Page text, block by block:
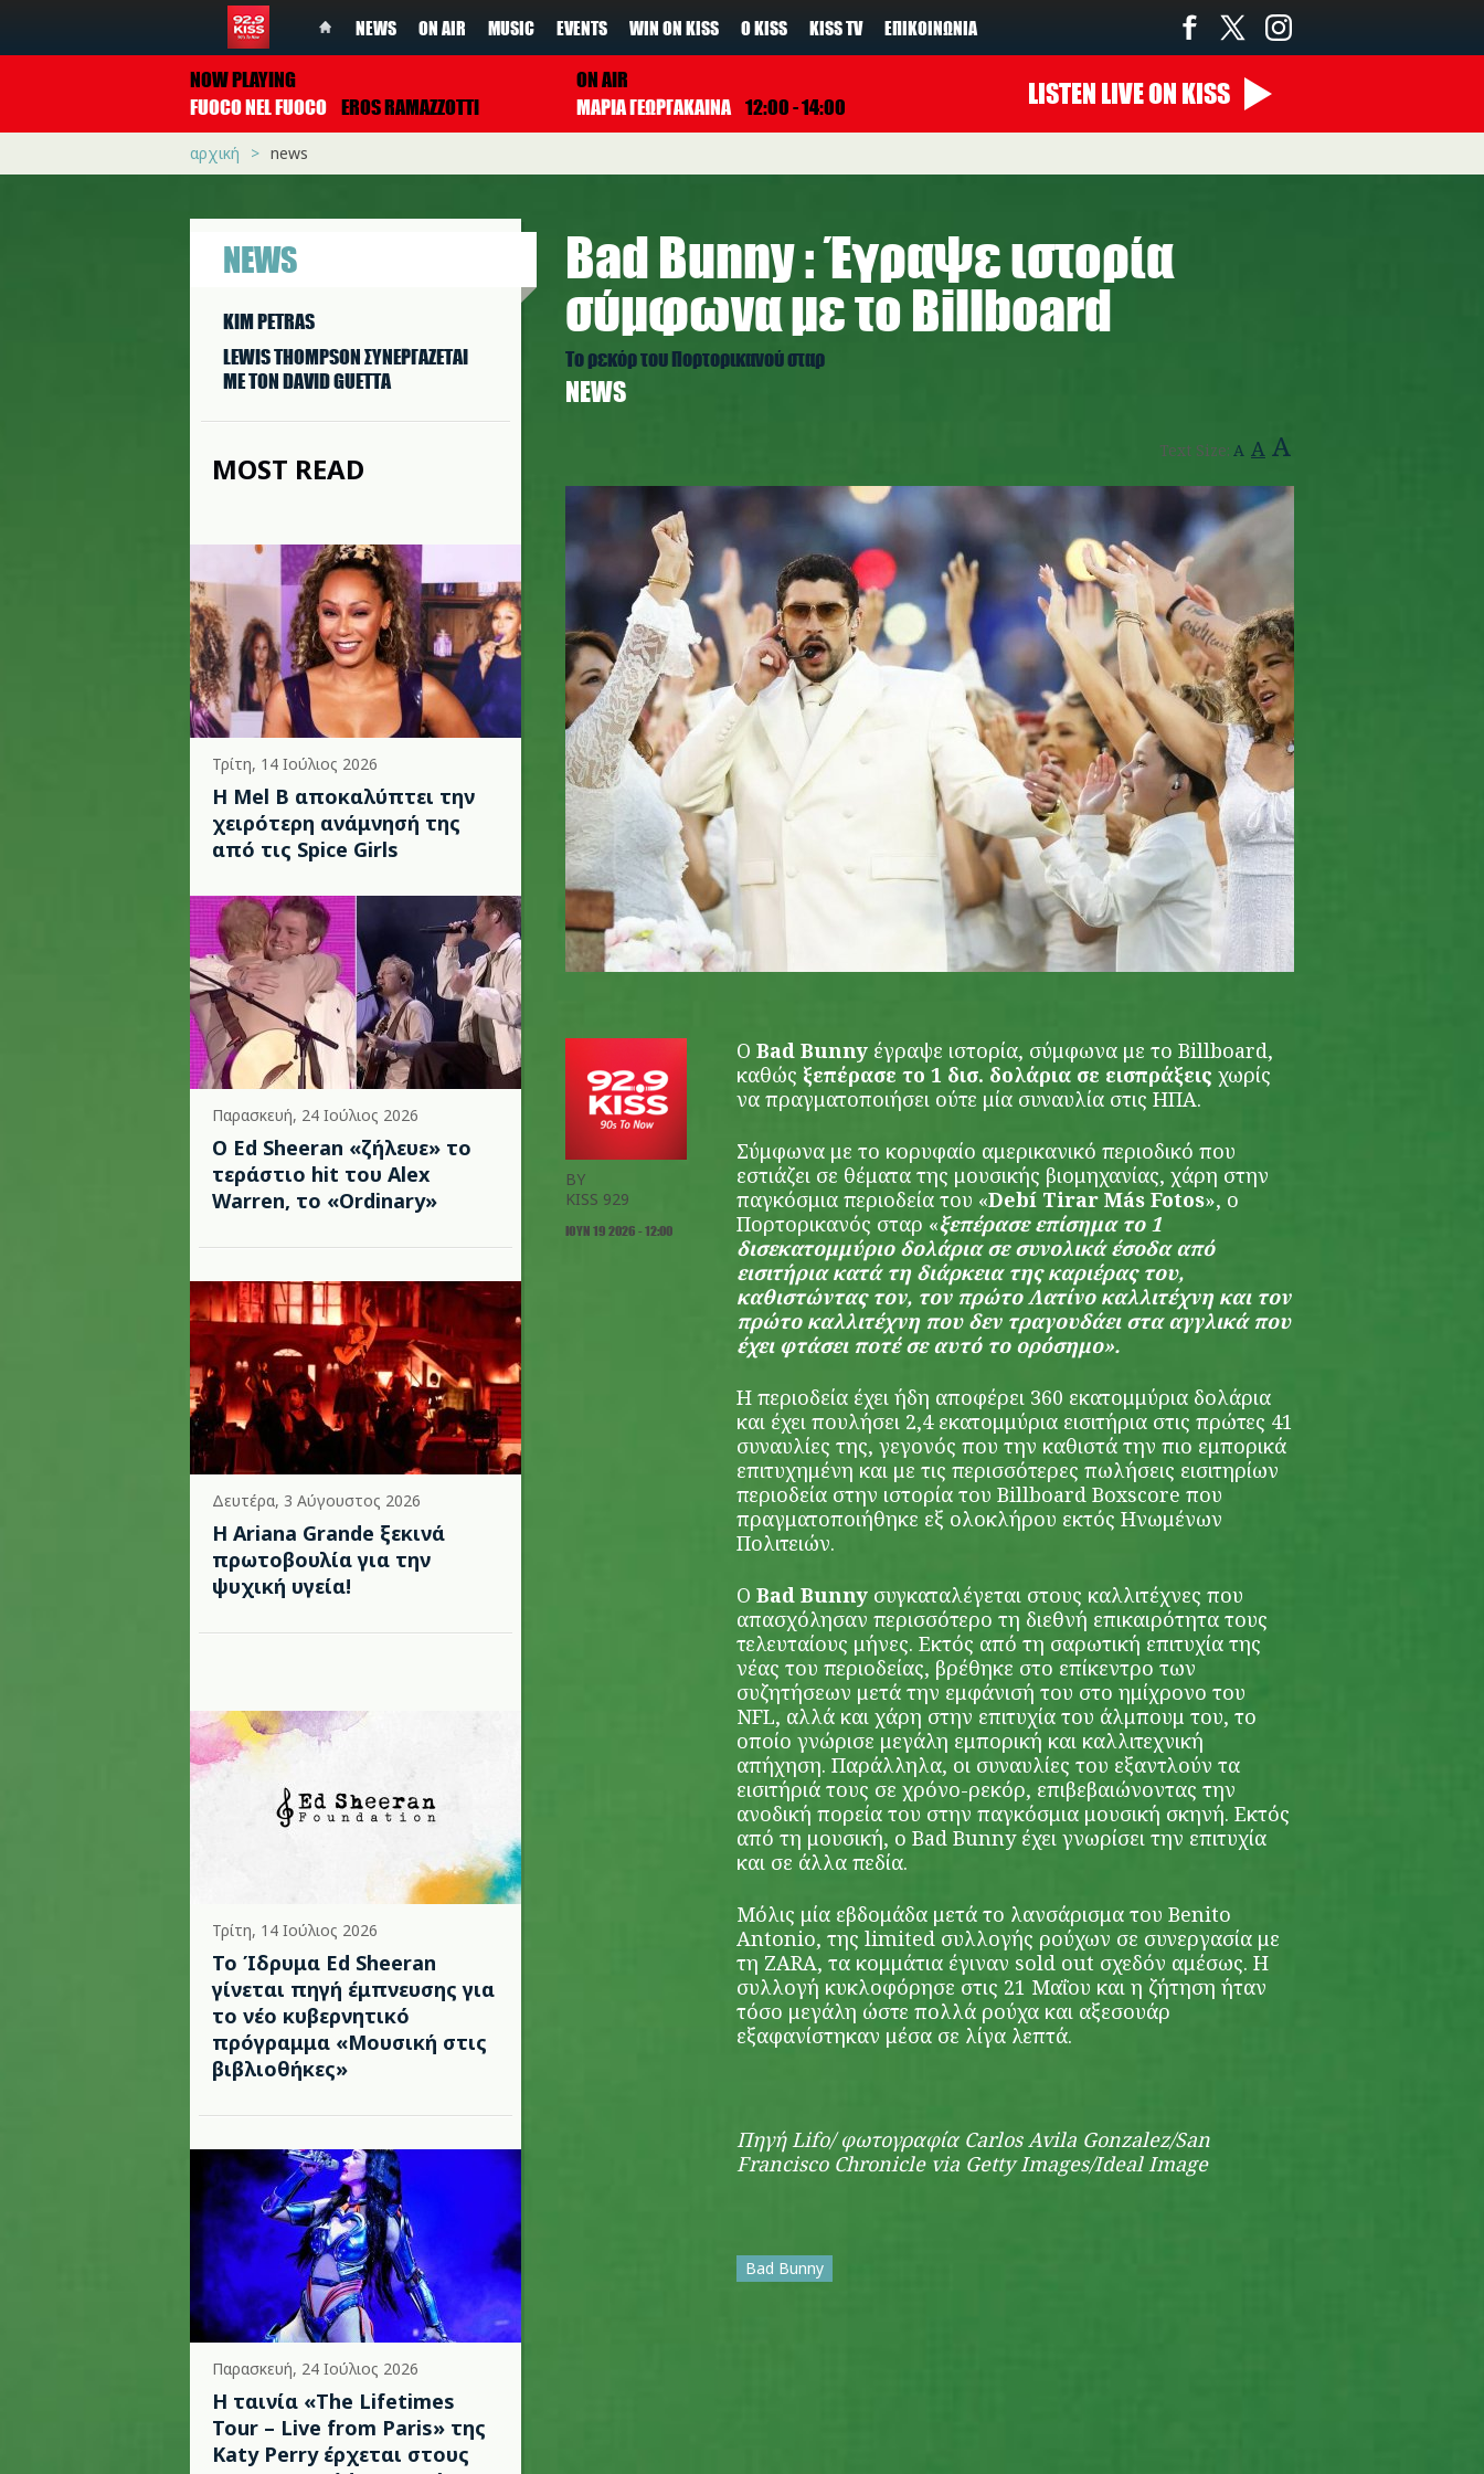
NEWS ON AIR MUSIC EVENTS WIN ON KISS Ο KISS KISS TV ΕΠΙΚΟΙΝΩΝΊΑ
NOW PLAYING
FUOCO NEL FUOCO EROS RAMAZZOTTI
ON AIR
ΜΑΡΙΑ ΓΕΩΡΓΑΚΑΙΝΑ 12:00 - 14:00 LISTEN LIVEON KISS
αρχική news
NEWS
KIM PETRAS
LEWIS THOMPSON ΣΥΝΕΡΓAΖΕΤΑΙ
ΜΕ ΤΟΝ DAVID GUETTA
MOST READ
Τρίτη, 14 Ιούλιος 2026
Η Mel B αποκαλύπτει την
χειρότερη ανάμνησή της
από τις Spice Girls
Παρασκευή, 24 Ιούλιος 2026
Ο Ed Sheeran «ζήλευε» το
τεράστιο hit του Alex
Warren, το «Ordinary»
Δευτέρα, 3 Αύγουστος 2026
Η Ariana Grande ξεκινά
πρωτοβουλία για την
ψυχική υγεία!
Τρίτη, 14 Ιούλιος 2026
Το Ίδρυμα Ed Sheeran
γίνεται πηγή έμπνευσης για
το νέο κυβερνητικό
πρόγραμμα «Μουσική στις
βιβλιοθήκες»
Παρασκευή, 24 Ιούλιος 2026
Η ταινία «The Lifetimes
Tour – Live from Paris» της
Katy Perry έρχεται στους
Bad Bunny : Έγραψε ιστορία
σύμφωνα με το Billboard
Το ρεκόρ του Πορτορικανού σταρ
NEWS
Text Size: A A A
bad_bunny_halftime.jpg
BY
KISS 929
ΙΟΥΝ 19 2026 - 12:00
Ο Bad Bunny έγραψε ιστορία, σύμφωνα με το Billboard,
καθώς ξεπέρασε το 1 δισ. δολάρια σε εισπράξεις χωρίς
να πραγματοποιήσει ούτε μία συναυλία στις ΗΠΑ.
Σύμφωνα με το κορυφαίο αμερικανικό περιοδικό που
εστιάζει σε θέματα της μουσικής βιομηχανίας, χάρη στην
παγκόσμια περιοδεία του «Debí Tirar Más Fotos», ο
Πορτορικανός σταρ «ξεπέρασε επίσημα το 1
δισεκατομμύριο δολάρια σε συνολικά έσοδα από
εισιτήρια κατά τη διάρκεια της καριέρας του,
καθιστώντας τον, τον πρώτο Λατίνο καλλιτέχνη και τον
πρώτο καλλιτέχνη που δεν τραγουδάει στα αγγλικά που
έχει φτάσει ποτέ σε αυτό το ορόσημο».
Η περιοδεία έχει ήδη αποφέρει 360 εκατομμύρια δολάρια
και έχει πουλήσει 2,4 εκατομμύρια εισιτήρια στις πρώτες 41
συναυλίες της, γεγονός που την καθιστά την πιο εμπορικά
επιτυχημένη και με τις περισσότερες πωλήσεις εισιτηρίων
περιοδεία στην ιστορία του Billboard Boxscore που
πραγματοποιήθηκε εξ ολοκλήρου εκτός Ηνωμένων
Πολιτειών.
Ο Bad Bunny συγκαταλέγεται στους καλλιτέχνες που
απασχόλησαν περισσότερο τη διεθνή επικαιρότητα τους
τελευταίους μήνες. Εκτός από τη σαρωτική επιτυχία της
νέας του περιοδείας, βρέθηκε στο επίκεντρο των
συζητήσεων μετά την εμφάνισή του στο ημίχρονο του
NFL, αλλά και χάρη στην επιτυχία του άλμπουμ του, το
οποίο γνώρισε μεγάλη εμπορική και καλλιτεχνική
απήχηση. Παράλληλα, οι συναυλίες του εξαντλούν τα
εισιτήριά τους σε χρόνο-ρεκόρ, επιβεβαιώνοντας την
ανοδική πορεία του στην παγκόσμια μουσική σκηνή. Εκτός
από τη μουσική, ο Bad Bunny έχει γνωρίσει την επιτυχία
και σε άλλα πεδία.
Μόλις μία εβδομάδα μετά το λανσάρισμα του Benito
Antonio, της limited συλλογής ρούχων σε συνεργασία με
τη ZARA, τα κομμάτια έγιναν sold out σχεδόν αμέσως. Η
συλλογή κυκλοφόρησε στις 21 Μαΐου και η ζήτηση ήταν
τόσο μεγάλη ώστε πολλά ρούχα και αξεσουάρ
εξαφανίστηκαν μέσα σε λίγα λεπτά.
Πηγή Lifo/ φωτογραφία Carlos Avila Gonzalez/San
Francisco Chronicle via Getty Images/Ideal Image
Bad Bunny